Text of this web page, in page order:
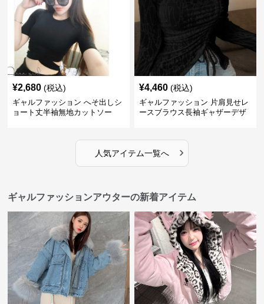
¥2,680 (税込)
ギャルファッション へそ出しシ
ョート丈半袖無地カットソー
¥4,460 (税込)
ギャルファッション 片肩見せレ
ースブラウス長袖ギャザーデザ
人気アイテム一覧へ ›
ギャルファッションアウターの新着アイテム